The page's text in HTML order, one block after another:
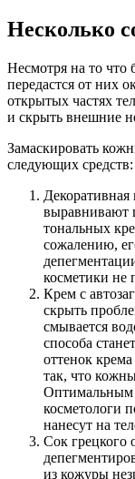
Несколько
Несмотря на то что
передастся от них
открытых частях
и скрыть внешние
Замаскировать
следующих средств:
выравнивают
тональных
сожалению,
косметики не
Крем с
скрыть
смывается
способа
оттенок
так, что
Оптимальным
косметологи
нанесут на
Сок грецкого
из кожуры